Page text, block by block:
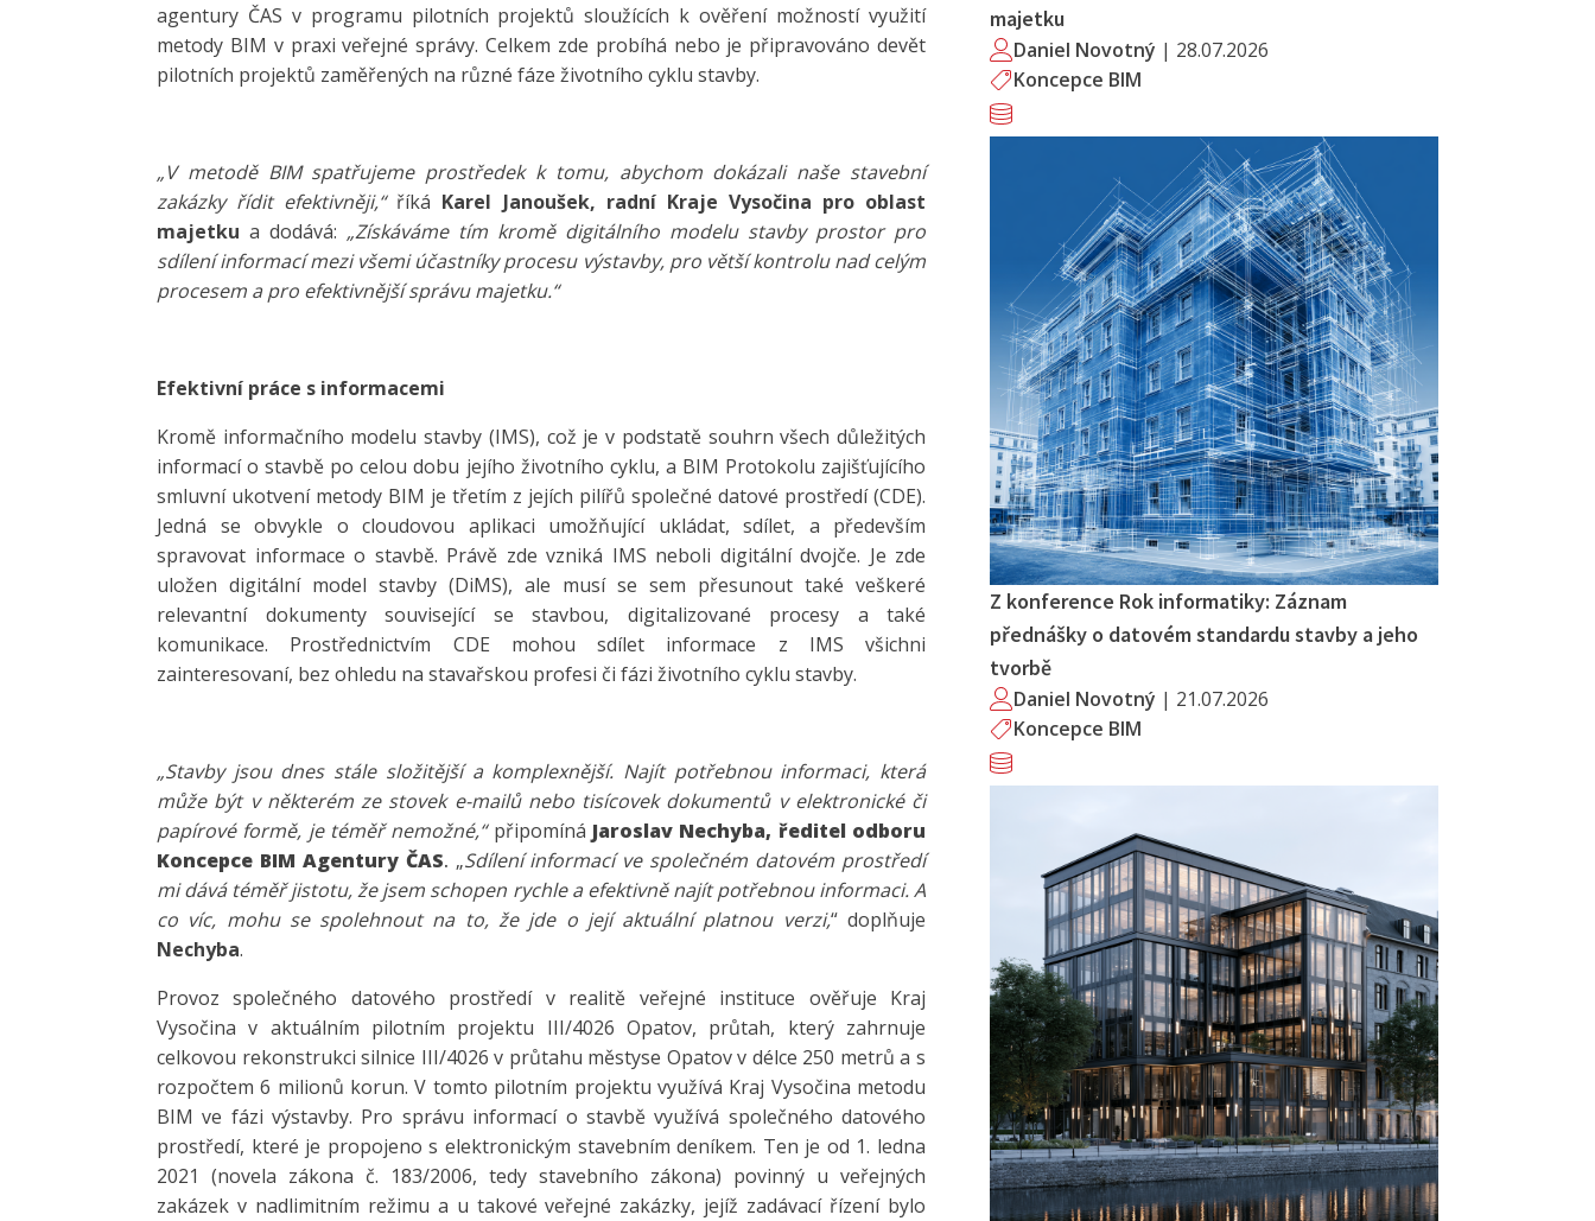
agentury ČAS v programu pilotních projektů sloužících k ověření možností využití
metody BIM v praxi veřejné správy. Celkem zde probíhá nebo je připravováno devět
pilotních projektů zaměřených na různé fáze životního cyklu stavby.
„V metodě BIM spatřujeme prostředek k tomu, abychom dokázali naše stavební
zakázky řídit efektivněji,“říká Karel Janoušek, radní Kraje Vysočina pro oblast
majetku a dodává: „Získáváme tím kromě digitálního modelu stavby prostor pro
sdílení informací mezi všemi účastníky procesu výstavby, pro větší kontrolu nad celým
procesem a pro efektivnější správu majetku.“
Efektivní práce s informacemi
Kromě informačního modelu stavby (IMS), což je v podstatě souhrn všech důležitých
informací o stavbě po celou dobu jejího životního cyklu, a BIM Protokolu zajišťujícího
smluvní ukotvení metody BIM je třetím z jejích pilířů společné datové prostředí (CDE).
Jedná se obvykle o cloudovou aplikaci umožňující ukládat, sdílet, a především
spravovat informace o stavbě. Právě zde vzniká IMS neboli digitální dvojče. Je zde
uložen digitální model stavby (DiMS), ale musí se sem přesunout také veškeré
relevantní dokumenty související se stavbou, digitalizované procesy a také
komunikace. Prostřednictvím CDE mohou sdílet informace z IMS všichni
zainteresovaní, bez ohledu na stavařskou profesi či fázi životního cyklu stavby.
„Stavby jsou dnes stále složitější a komplexnější. Najít potřebnou informaci, která
může být v některém ze stovek e-mailů nebo tisícovek dokumentů v elektronické či
papírové formě, je téměř nemožné,“připomíná Jaroslav Nechyba, ředitel odboru
Koncepce BIM Agentury ČAS. „Sdílení informací ve společném datovém prostředí
mi dává téměř jistotu, že jsem schopen rychle a efektivně najít potřebnou informaci. A
co víc, mohu se spolehnout na to, že jde o její aktuální platnou verzi,“ doplňuje
Nechyba.
Provoz společného datového prostředí v realitě veřejné instituce ověřuje Kraj
Vysočina v aktuálním pilotním projektu III/4026 Opatov, průtah, který zahrnuje
celkovou rekonstrukci silnice III/4026 v průtahu městyse Opatov v délce 250 metrů a s
rozpočtem 6 milionů korun. V tomto pilotním projektu využívá Kraj Vysočina metodu
BIM ve fázi výstavby. Pro správu informací o stavbě využívá společného datového
prostředí, které je propojeno s elektronickým stavebním deníkem. Ten je od 1. ledna
2021 (novela zákona č. 183/2006, tedy stavebního zákona) povinný u veřejných
zakázek v nadlimitním režimu a u takové veřejné zakázky, jejíž zadávací řízení bylo
majetku
Daniel Novotný | 28.07.2026
Koncepce BIM
Z konference Rok informatiky: Záznam
přednášky o datovém standardu stavby a jeho
tvorbě
Daniel Novotný | 21.07.2026
Koncepce BIM